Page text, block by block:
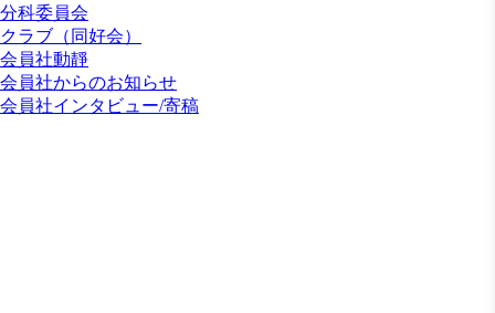
分科委員会
クラブ（同好会）
会員社動靜
会員社からのお知らせ
会員社インタビュー/寄稿